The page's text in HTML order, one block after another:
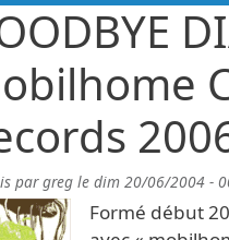
pargreg le dim 20/06/2004 -
Formé début